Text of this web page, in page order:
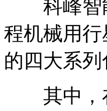
科峰智能
程机械用
的四大系列
其中，在